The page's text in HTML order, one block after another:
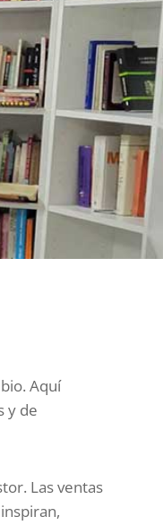
Aquí
y de
Las ventas